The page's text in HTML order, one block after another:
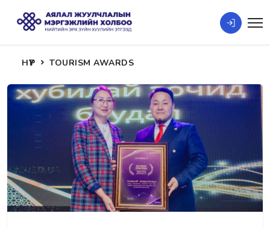
НҮҮР TOURISM AWARDS